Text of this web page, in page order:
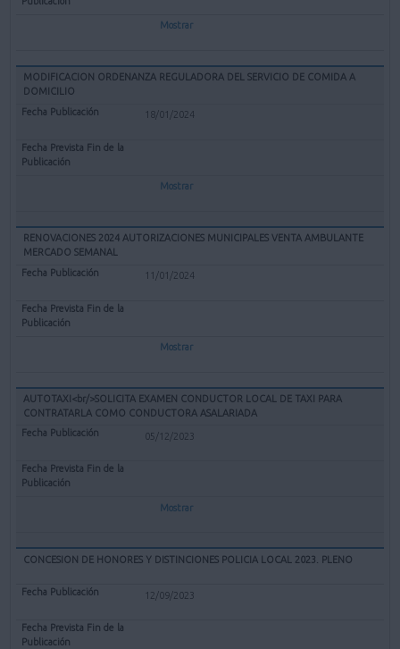
Mostrar
MODIFICACION ORDENANZA REGULADORA DEL SERVICIO DE COMIDA A
DOMICILIO
18/01/2024
Mostrar
RENOVACIONES 2024 AUTORIZACIONES MUNICIPALES VENTA AMBULANTE
MERCADO SEMANAL
11/01/2024
Mostrar
AUTOTAXI<br/>SOLICITA EXAMEN CONDUCTOR LOCAL DE TAXI PARA
CONTRATARLA COMO CONDUCTORA ASALARIADA
05/12/2023
Mostrar
CONCESION DE HONORES Y DISTINCIONES POLICIA LOCAL 2023. PLENO
12/09/2023